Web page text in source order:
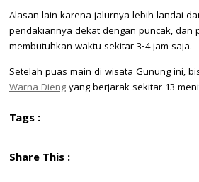
Alasan lain karena jalurnya lebih landai
pendakiannya dekat dengan puncak, dan
membutuhkan waktu sekitar 3-4 jam saja.
Setelah puas main di wisata Gunung ini,
Warna Diengyang berjarak sekitar 13
Tags :
Share This :